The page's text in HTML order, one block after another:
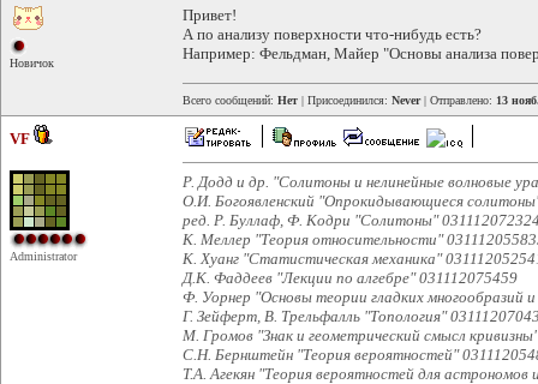
Новичок
Привет!
А по анализу поверхности что-нибудь есть?
Например: Фельдман, Майер "Основы анализа
Всего сообщений: Нет | Присоединился: Never| Отправлено: 13
VF
Administrator
Р. Додд и др. "Солитоны и нелинейные волновые
О.И. Богоявленский "Опрокидывающиеся
ред. Р. Буллаф, Ф. Кодри "Солитоны"
К. Меллер "Теория относительности"
К. Хуанг "Статистическая механика"
Д.К. Фаддеев "Лекции по алгебре" 031112075459
Ф. Уорнер "Основы теории гладких многообразий
Г. Зейферт, В. Трельфалль "Топология"
М. Громов "Знак и геометрический смысл
С.Н. Бернштейн "Теория вероятностей"
Т.А. Агекян "Теория вероятностей для астрономов